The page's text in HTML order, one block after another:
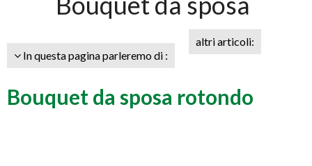
In questa pagina parleremo di :
altri articoli:
Bouquet da sposa rotondo